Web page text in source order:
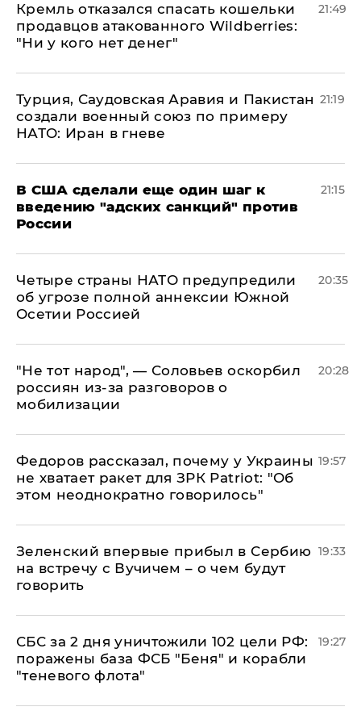
Кремль отказался спасать кошельки
продавцов атакованного Wildberries:
"Ни у кого нет денег"
21:49
Турция, Саудовская Аравия и Пакистан
создали военный союз по примеру
НАТО: Иран в гневе
21:19
В США сделали еще один шаг к
введению "адских санкций" против
России
21:15
Четыре страны НАТО предупредили
об угрозе полной аннексии Южной
Осетии Россией
20:35
​"Не тот народ", — Соловьев оскорбил
россиян из-за разговоров о
мобилизации
20:28
Федоров рассказал, почему у Украины
не хватает ракет для ЗРК Patriot: "Об
этом неоднократно говорилось"
19:57
Зеленский впервые прибыл в Сербию
на встречу с Вучичем – о чем будут
говорить
19:33
СБС за 2 дня уничтожили 102 цели РФ:
поражены база ФСБ "Беня" и корабли
"теневого флота"
19:27